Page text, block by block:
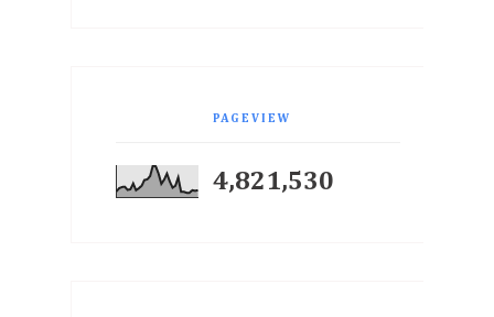
PAGEVIEW
4,821,530